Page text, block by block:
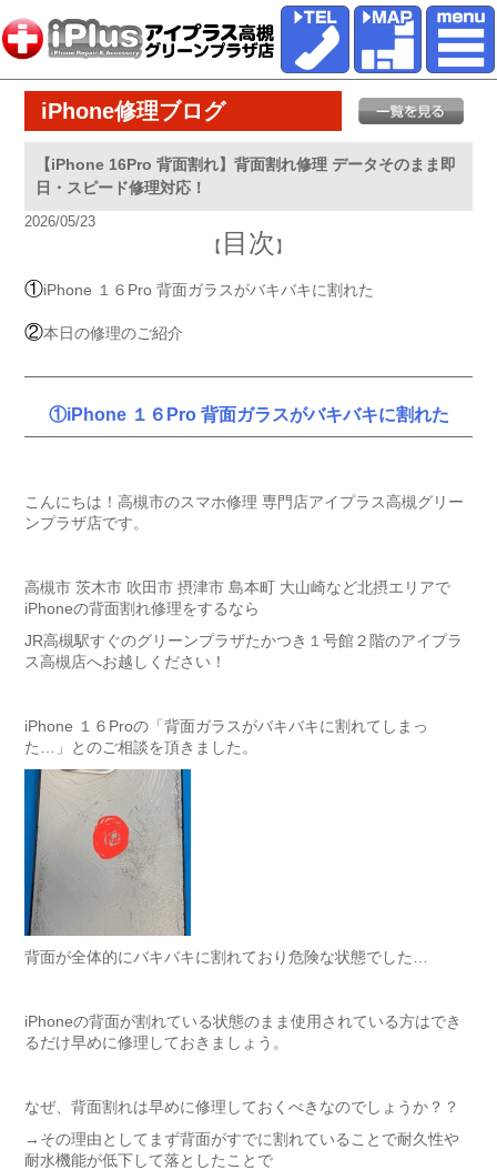
iPhone修理ブログ
【iPhone 16Pro 背面割れ】背面割れ修理 データそのまま即
日・スピード修理対応！
2026/05/23
【 目次 】
①iPhone １６Pro 背面ガラスがバキバキに割れた
②本日の修理のご紹介
①iPhone １６Pro 背面ガラスがバキバキに割れた
こんにちは！高槻市のスマホ修理 専門店アイプラス高槻グリー
ンプラザ店です。
高槻市 茨木市 吹田市 摂津市 島本町 大山崎など北摂エリアで
iPhoneの背面割れ修理をするなら
JR高槻駅すぐのグリーンプラザたかつき１号館２階のアイプラ
ス高槻店へお越しください！
iPhone １６Proの「背面ガラスがバキバキに割れてしまっ
た…」とのご相談を頂きました。
背面が全体的にバキバキに割れており危険な状態でした…
iPhoneの背面が割れている状態のまま使用されている方はでき
るだけ早めに修理しておきましょう。
なぜ、背面割れは早めに修理しておくべきなのでしょうか？？
→その理由としてまず背面がすでに割れていることで耐久性や
耐水機能が低下して落としたことで